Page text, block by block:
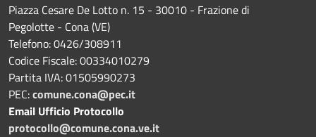
Piazza Cesare De Lotto n. 15 - 30010 - Frazione di
Pegolotte - Cona (VE)
Telefono: 0426/308911
Codice Fiscale: 00334010279
Partita IVA: 01505990273
PEC:comune.cona@pec.it
Email Ufficio Protocollo
protocollo@comune.cona.ve.it